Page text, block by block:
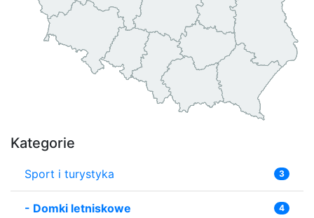
Kategorie
Sport i turystyka 3
- Domki letniskowe 4